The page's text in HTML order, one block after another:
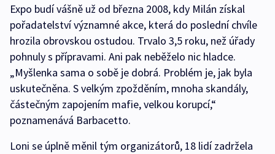
Expo budí vášně už od března 2008, kdy Milán získal
pořadatelství významné akce, která do poslední chvíle
hrozila obrovskou ostudou. Trvalo 3,5 roku, než úřady
pohnuly s přípravami. Ani pak neběželo nic hladce.
„Myšlenka sama o sobě je dobrá. Problém je, jak byla
uskutečněna. S velkým zpožděním, mnoha skandály,
částečným zapojením mafie, velkou korupcí,“
poznamenává Barbacetto.
Loni se úplně měnil tým organizátorů, 18 lidí zadržela